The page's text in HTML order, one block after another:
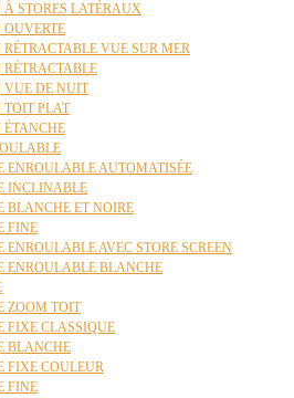
STORES LATÉRAUX
VUE SUR MER
VUE DE NUIT
TOIT PLAT
ÉTANCHE
ENROULABLE AUTOMATISÉE
INCLINABLE
BLANCHE ET NOIRE
FINE
ENROULABLE AVEC STORE SCREEN
ENROULABLE BLANCHE
ZOOM TOIT
FIXE CLASSIQUE
BLANCHE
FIXE COULEUR
FINE